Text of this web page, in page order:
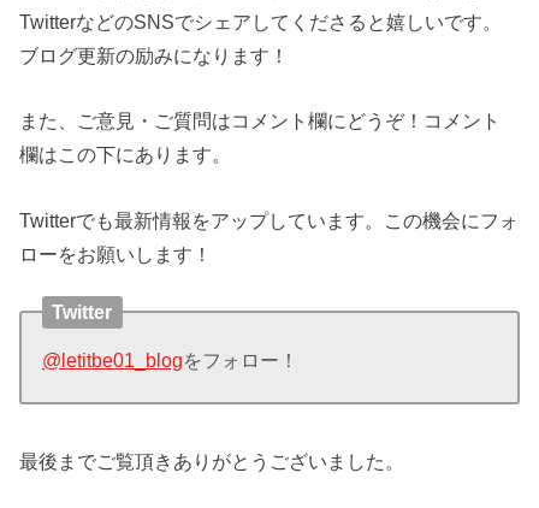
TwitterなどのSNSでシェアしてくださると嬉しいです。
ブログ更新の励みになります！
また、ご意見・ご質問はコメント欄にどうぞ！コメント
欄はこの下にあります。
Twitterでも最新情報をアップしています。この機会にフォ
ローをお願いします！
Twitter
@letitbe01_blogをフォロー！
最後までご覧頂きありがとうございました。